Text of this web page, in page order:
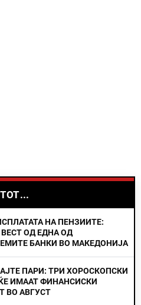
НА ПЕНЗИИТЕ:
ОД ЕДНА ОД
БАНКИ ВО МАКЕДОНИЈА
ПАРИ: ТРИ ХОРОСКОПСКИ
ИМААТ ФИНАНСИСКИ
ВО АВГУСТ